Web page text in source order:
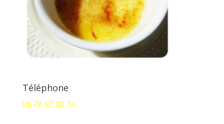
Téléphone
06 76 97 38 74